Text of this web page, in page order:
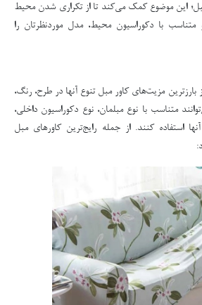
این موضوع کمک می‌کند تا از تکراری شدن محیط
با دکوراسیون محیط، مدل موردنظرتان را
مزیت‌های کاور مبل تنوع آنها در طرح، رنگ،
متناسب با نوع مبلمان، نوع دکوراسیون داخلی،
استفاده کنند. از جمله رایج‌ترین کاورهای مبل